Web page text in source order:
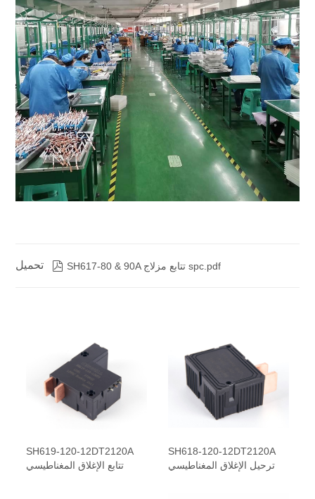
تحميل  SH617-80 & 90A تتابع مزلاج spc.pdf
SH619-120-12DT2120A
تتابع الإغلاق المغناطيسي
SH618-120-12DT2120A
ترحيل الإغلاق المغناطيسي